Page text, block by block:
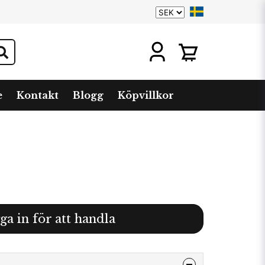
Kontakt Blogg Köpvillkor
in för att handla